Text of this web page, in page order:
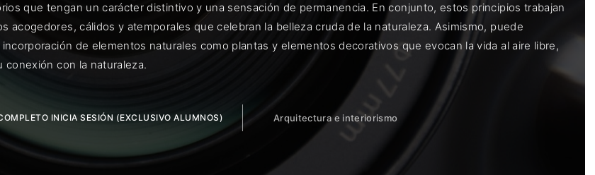
que tengan un carácter distintivo y una sensación de permanencia. En conjunto, estos principios trabajan
acogedores, cálidos y atemporales que celebran la belleza cruda de la naturaleza. Asimismo, puede
de elementos naturales como plantas y elementos decorativos que evocan la vida al aire libre,
conexión con la naturaleza.
INICIA SESIÓN (EXCLUSIVO ALUMNOS) Arquitectura e interiorismo